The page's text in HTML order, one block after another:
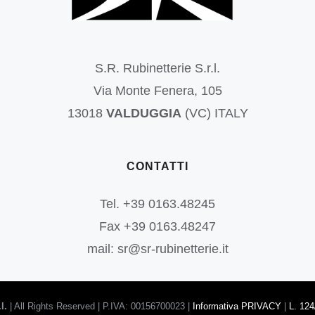
S.R. Rubinetterie S.r.l.
Via Monte Fenera, 105
13018 VALDUGGIA(VC) ITALY
CONTATTI
Tel. +39 0163.48245
Fax +39 0163.48247
mail: sr@sr-rubinetterie.it
| All Rights Reserved | P.IVA: 00156700023 | Informativa PRIVACY L.